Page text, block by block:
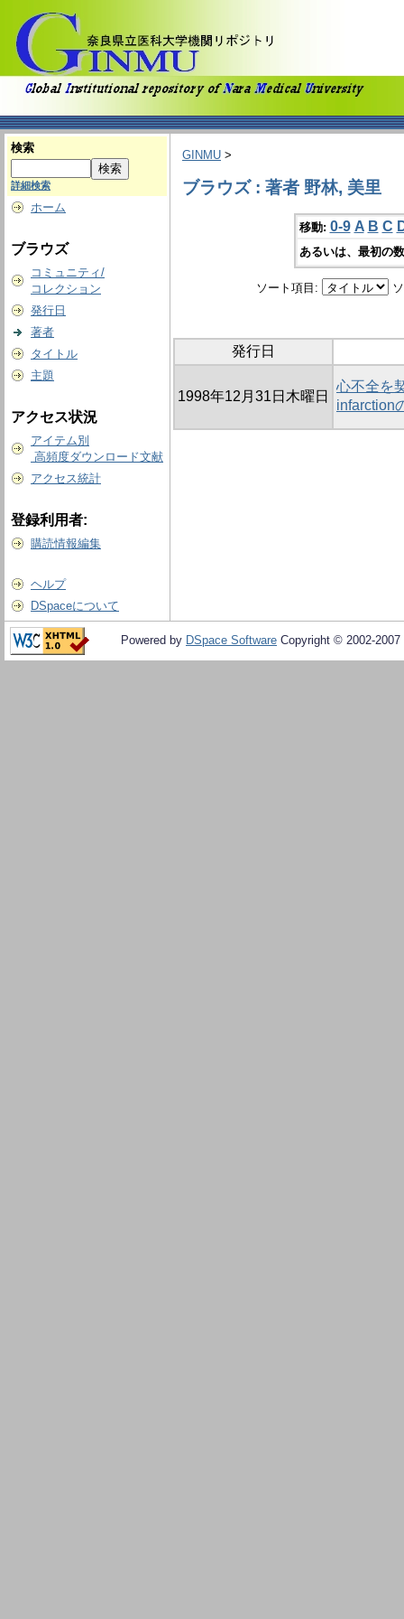
検索
詳細検索
ホーム
ブラウズ
コミュニティ/
コレクション
発行日
著者
タイトル
主題
アクセス状況
アイテム別
高頻度ダウンロード文献
アクセス統計
登録利用者:
購読情報編集
ヘルプ
DSpaceについて
GINMU >
ブラウズ : 著者 野林, 美里
移動: 0-9 A B C
あるいは、最初の
ソート項目:
発行日
1998年12月31日木曜日
心不全を
infarction
Powered by DSpace Software Copyright © 2002-2007